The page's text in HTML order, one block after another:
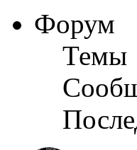
Форум
Темы